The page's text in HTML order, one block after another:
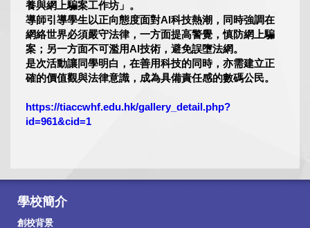
養與網上騙案工作坊」。
導師引導學生以正向態度面對AI科技熱潮，同時強調在
網絡世界必須嚴守法律，一方面提高警覺，慎防網上騙
案；另一方面不可濫用AI技術，避免誤墮法網。
是次活動讓同學明白，在善用科技的同時，亦需建立正
確的價值觀與法律意識，成為具備責任感的數碼公民。
https://tiaccwhf.edu.hk/gallery_detail.php?
id=961&cid=1
學校簡介
創校背景